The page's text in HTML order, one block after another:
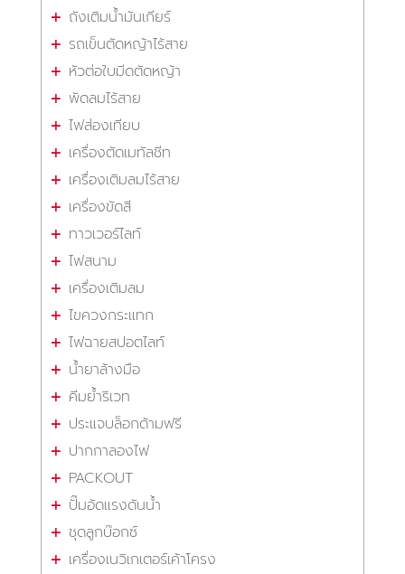
ถังเติมน้ำมันเกียร์
รถเข็นตัดหญ้าไร้สาย
หัวต่อใบมีดตัดหญ้า
พัดลมไร้สาย
ไฟส่องเทียบ
เครื่องตัดเมทัลชีท
เครื่องเติมลมไร้สาย
เครื่องขัดสี
ทาวเวอร์ไลท์
ไฟสนาม
เครื่องเติมลม
ไขควงกระแทก
ไฟฉายสปอตไลท์
น้ำยาล้างมือ
คีมย้ำริเวท
ประแจบล็อกด้ามฟรี
ปากกาลองไฟ
PACKOUT
ปั๊มอัดแรงดันน้ำ
ชุดลูกบ๊อกซ์
เครื่องเนวิเกเตอร์เค้าโครง